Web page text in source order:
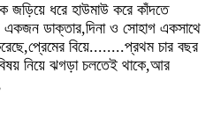
জড়িয়ে ধরে হাউমাউ করে কাঁদতে
একজন ডাক্তার,দিনা ও সোহাগ একসাথে
বিয়ে........প্রথম চার বছর
নিয়ে ঝগড়া চলতেই থাকে,আর